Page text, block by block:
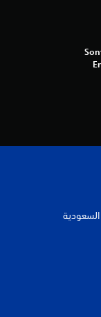
ا
السعودية‏